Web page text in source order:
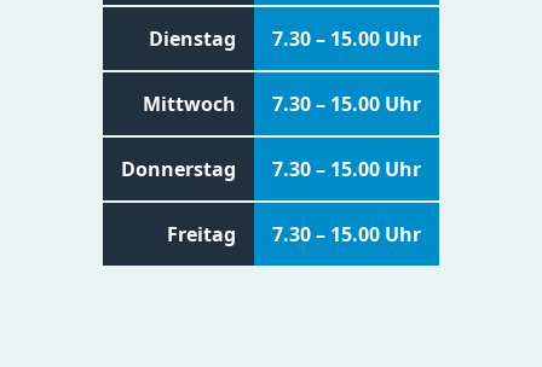
Dienstag 7.30 – 15.00 Uhr
Mittwoch 7.30 – 15.00 Uhr
Donnerstag 7.30 – 15.00 Uhr
Freitag 7.30 – 15.00 Uhr